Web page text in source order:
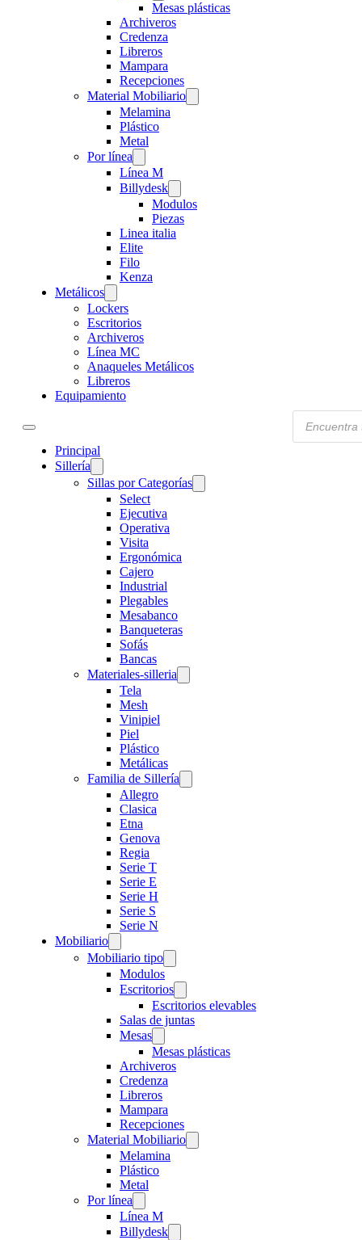
Mesas plásticas
Archiveros
Credenza
Libreros
Mampara
Recepciones
Material Mobiliario
Melamina
Plástico
Metal
Por línea
Línea M
Billydesk
Modulos
Piezas
Linea italia
Elite
Filo
Kenza
Metálicos
Lockers
Escritorios
Archiveros
Línea MC
Anaqueles Metálicos
Libreros
Equipamiento
Principal
Sillería
Sillas por Categorías
Select
Ejecutiva
Operativa
Visita
Ergonómica
Cajero
Industrial
Plegables
Mesabanco
Banqueteras
Sofás
Bancas
Materiales-silleria
Tela
Mesh
Vinipiel
Piel
Plástico
Metálicas
Familia de Sillería
Allegro
Clasica
Etna
Genova
Regia
Serie T
Serie E
Serie H
Serie S
Serie N
Mobiliario
Mobiliario tipo
Modulos
Escritorios
Escritorios elevables
Salas de juntas
Mesas
Mesas plásticas
Archiveros
Credenza
Libreros
Mampara
Recepciones
Material Mobiliario
Melamina
Plástico
Metal
Por línea
Línea M
Billydesk
Products
search